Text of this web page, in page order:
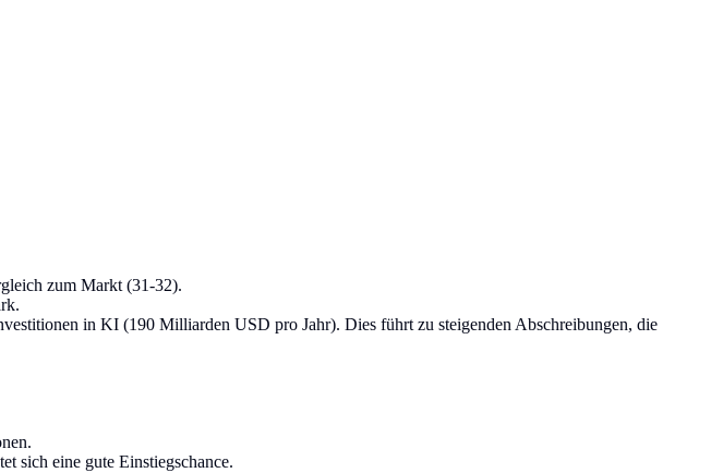
zum Markt (31-32).
in KI (190 Milliarden USD pro Jahr). Dies führt zu steigenden Abschreibungen, die
sich eine gute Einstiegschance.